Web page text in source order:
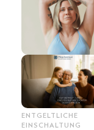
ENTGELTLICHE
EINSCHALTUNG